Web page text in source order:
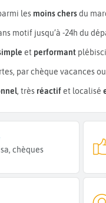
les moins chersdu
motif jusqu’à -24h du
et performant
par chèque vacances
, très réactifet localisé
chèques